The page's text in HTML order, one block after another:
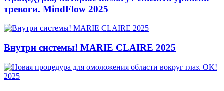
тревоги. MindFlow 2025
Внутри системы! MARIE CLAIRE 2025